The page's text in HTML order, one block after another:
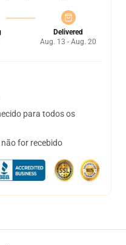
Delivered
Aug. 13 - Aug. 20
para todos os
for recebido